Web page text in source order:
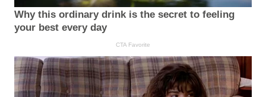
Why this ordinary drink is the secret to feeling
your best every day
CTA Favorite